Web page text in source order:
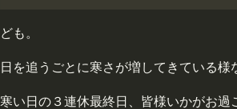
ども。
日を追うごとに寒さが増してきている様
寒い日の３連休最終日、皆様いかがお過